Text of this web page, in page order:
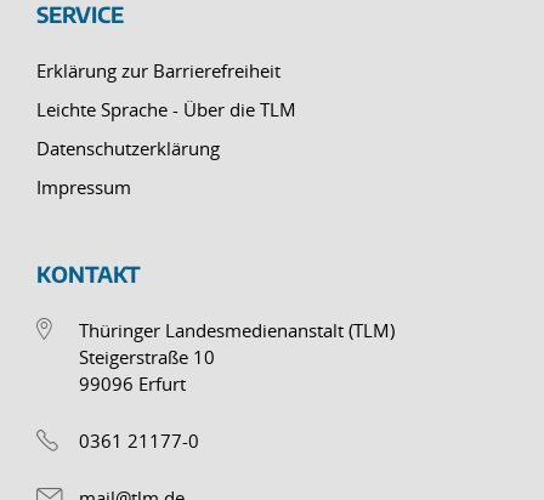
SERVICE
Erklärung zur Barrierefreiheit
Leichte Sprache - Über die TLM
Datenschutzerklärung
Impressum
KONTAKT
Thüringer Landesmedienanstalt (TLM)
Steigerstraße 10
99096 Erfurt
0361 21177-0